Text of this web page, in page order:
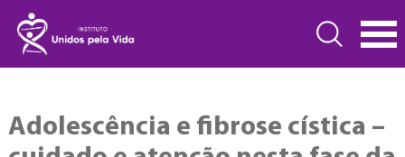
Adolescência e fibrose cística –